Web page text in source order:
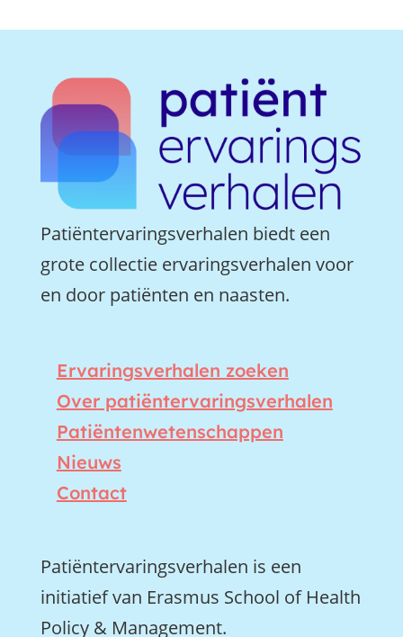
Patiëntervaringsverhalen biedt een
grote collectie ervaringsverhalen voor
en door patiënten en naasten.
Ervaringsverhalen zoeken
Over patiëntervaringsverhalen
Patiëntenwetenschappen
Nieuws
Contact
Patiëntervaringsverhalen is een
initiatief van Erasmus School of Health
Policy & Management.